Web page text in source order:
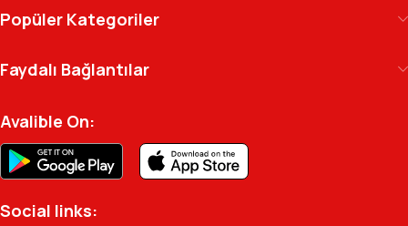
Kılıç Office Center
arşivinizdeki dosyaya kadar her detayda yanınızda.
Ofisinizin enerjisini ve verimliliğini artırmak için
profesyonel kadromuzla hizmetinizdeyiz.
Popüler Kategoriler
Faydalı Bağlantılar
Avalible On:
Social links: